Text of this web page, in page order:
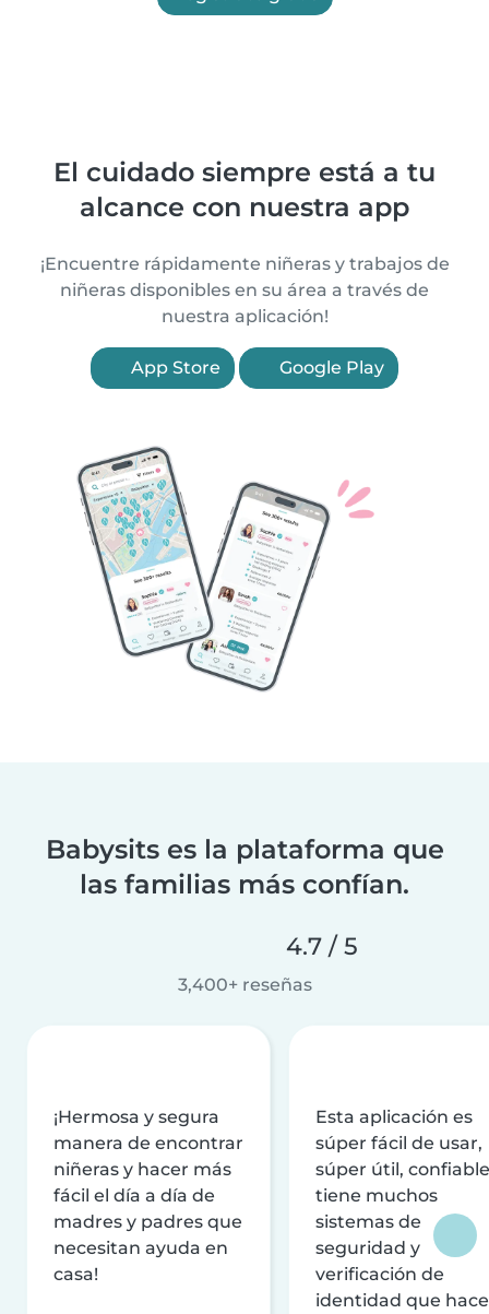
El cuidado siempre está a tu
alcance con nuestra app
¡Encuentre rápidamente niñeras y trabajos de
niñeras disponibles en su área a través de
nuestra aplicación!
App Store Google Play
Babysits es la plataforma que
las familias más confían.
4.7 / 5
3,400+ reseñas
¡Hermosa y segura
manera de encontrar
niñeras y hacer más
fácil el día a día de
madres y padres que
necesitan ayuda en
casa!
Esta aplicación es
súper fácil de usar,
súper útil,
tiene muchos
sistemas de
seguridad y
verificación de
identidad que